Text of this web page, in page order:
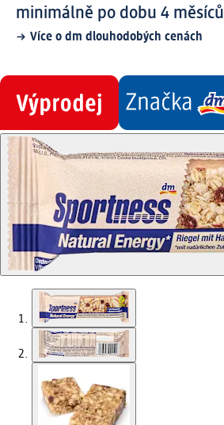
minimálně po dobu 4 měsíců
Více o dm dlouhodobých cenách